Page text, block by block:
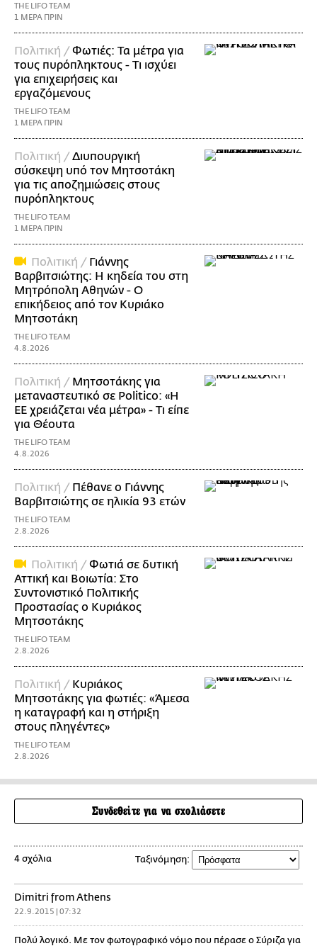
THE LIFO TEAM
1 ΜΕΡΑ ΠΡΙΝ
Πολιτική /Φωτιές: Τα μέτρα για
τους πυρόπληκτους - Τι ισχύει
για επιχειρήσεις και
εργαζόμενους
THE LIFO TEAM
1 ΜΕΡΑ ΠΡΙΝ
Πολιτική /Διυπουργική
σύσκεψη υπό τον Μητσοτάκη
για τις αποζημιώσεις στους
πυρόπληκτους
THE LIFO TEAM
1 ΜΕΡΑ ΠΡΙΝ
Πολιτική / Γιάννης
Βαρβιτσιώτης: Η κηδεία του στη
Μητρόπολη Αθηνών - Ο
επικήδειος από τον Κυριάκο
Μητσοτάκη
THE LIFO TEAM
4.8.2026
Πολιτική / Μητσοτάκης για
μεταναστευτικό σε Politico: «Η
ΕΕ χρειάζεται νέα μέτρα» - Τι είπε
για Θέουτα
THE LIFO TEAM
4.8.2026
Πολιτική / Πέθανε ο Γιάννης
Βαρβιτσιώτης σε ηλικία 93 ετών
THE LIFO TEAM
2.8.2026
Πολιτική /Φωτιά σε δυτική
Αττική και Βοιωτία: Στο
Συντονιστικό Πολιτικής
Προστασίας ο Κυριάκος
Μητσοτάκης
THE LIFO TEAM
2.8.2026
Πολιτική / Κυριάκος
Μητσοτάκης για φωτιές: «Άμεσα
η καταγραφή και η στήριξη
στους πληγέντες»
THE LIFO TEAM
2.8.2026
Συνδεθείτε για να σχολιάσετε
4 σχόλια Ταξινόμηση:
Dimitri from Athens
22.9.2015 | 07:32
Πολύ λογικό. Με τον φωτογραφικό νόμο που πέρασε ο Σύριζα για